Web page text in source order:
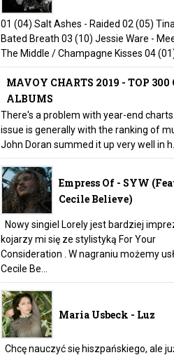
01 (04) Salt Ashes - Raided 02 (05)
Bated Breath 03 (10) Jessie Ware -
The Middle / Champagne Kisses 04 (01)
MAVOY CHARTS 2019 - TOP 300
ALBUMS
There's a problem with year-end
issue is generally with the ranking of
John Doran summed it up very well in h...
Empress Of - SYW
Cecile Believe)
Nowy singiel Lorely jest bardziej
kojarzy mi się ze stylistyką For Your
Consideration . W nagraniu możemy
Cecile Be...
Maria Usbeck - Luz
Chcę nauczyć się hiszpańskiego, ale